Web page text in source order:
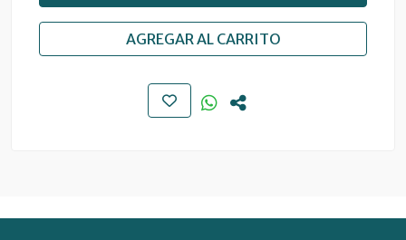
AGREGAR AL CARRITO